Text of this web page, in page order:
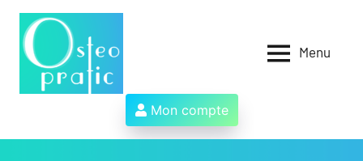
Aller
contenu
des
ostéopathes
et
Menu
Mon compte